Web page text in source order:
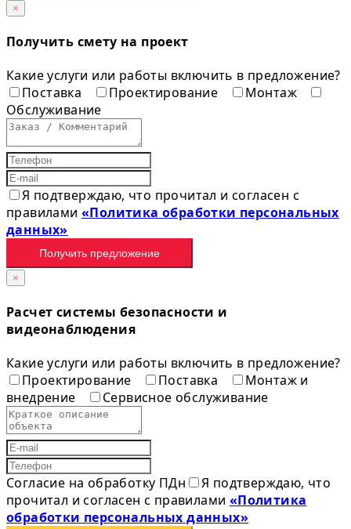
×
Получить смету на проект
Какие услуги или работы включить в предложение?
Поставка
Проектирование
Монтаж
Обслуживание
Я подтверждаю, что прочитал и согласен с
правилами«Политика обработки персональных
данных»
Получить предложение
×
Расчет системы безопасности и
видеонаблюдения
Какие услуги или работы включить в предложение?
Проектирование
Поставка
Монтаж и
внедрение
Сервисное обслуживание
Согласие на обработку ПДн
Я подтверждаю, что
прочитал и согласен с правилами «Политика
обработки персональных данных»